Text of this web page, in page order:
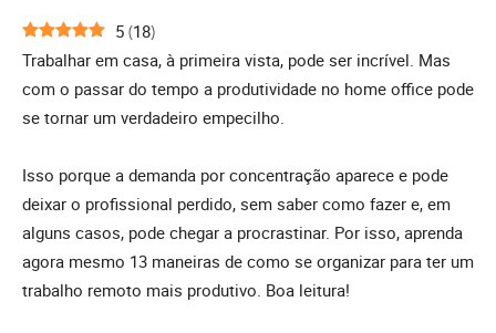
5 (18)
Trabalhar em casa, à primeira vista, pode ser incrível. Mas
com o passar do tempo a produtividade no home office pode
se tornar um verdadeiro empecilho.
Isso porque a demanda por concentração aparece e pode
deixar o profissional perdido, sem saber como fazer e, em
alguns casos, pode chegar a procrastinar. Por isso, aprenda
agora mesmo 13 maneiras de como se organizar para ter um
trabalho remoto mais produtivo. Boa leitura!